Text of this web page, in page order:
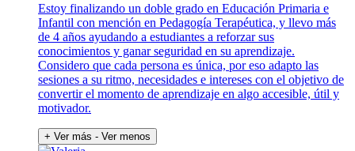
Estoy finalizando un doble grado en Educación Primaria e
Infantil con mención en Pedagogía Terapéutica, y llevo más
de 4 años ayudando a estudiantes a reforzar sus
conocimientos y ganar seguridad en su aprendizaje.
Considero que cada persona es única, por eso adapto las
sesiones a su ritmo, necesidades e intereses con el objetivo de
convertir el momento de aprendizaje en algo accesible, útil y
motivador.
+ Ver más - Ver menos